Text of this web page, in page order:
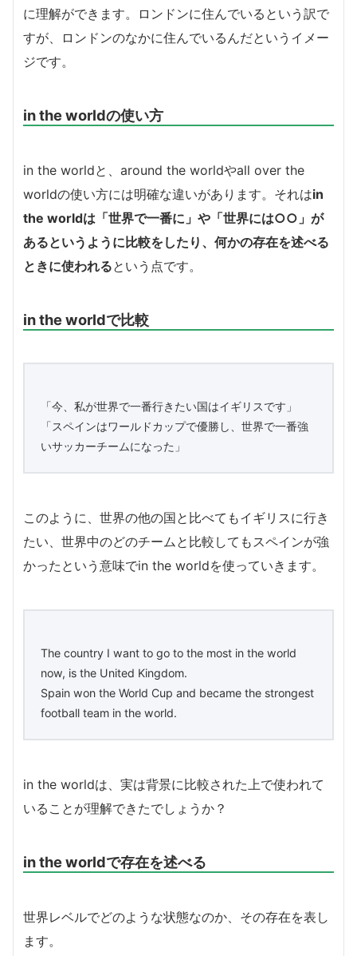
に理解ができます。ロンドンに住んでいるという訳で
すが、ロンドンのなかに住んでいるんだというイメー
ジです。
in the worldの使い方
in the worldと、around the worldやall over the
worldの使い方には明確な違いがあります。それはin
the worldは「世界で一番に」や「世界には○○」が
あるというように比較をしたり、何かの存在を述べる
ときに使われるという点です。
in the worldで比較
「今、私が世界で一番行きたい国はイギリスです」
「スペインはワールドカップで優勝し、世界で一番強
いサッカーチームになった」
このように、世界の他の国と比べてもイギリスに行き
たい、世界中のどのチームと比較してもスペインが強
かったという意味でin the worldを使っていきます。
The country I want to go to the most in the world
now, is the United Kingdom.
Spain won the World Cup and became the strongest
football team in the world.
in the worldは、実は背景に比較された上で使われて
いることが理解できたでしょうか？
in the worldで存在を述べる
世界レベルでどのような状態なのか、その存在を表し
ます。